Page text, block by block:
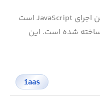
Node.js یک ماشین اجرای JavaScript است
شده است. این
iaas